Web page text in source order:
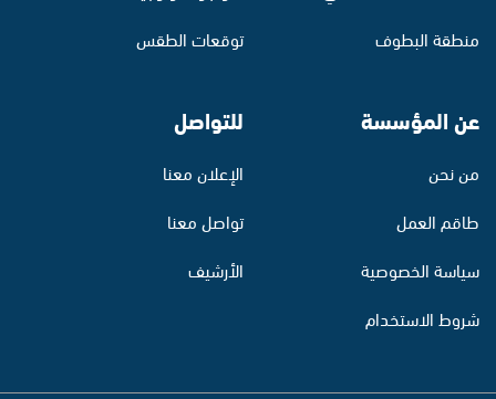
منطقة البطوف
توقعات الطقس
عن المؤسسة
من نحن
طاقم العمل
سياسة الخصوصية
شروط الاستخدام
للتواصل
الإعلان معنا
تواصل معنا
الأرشيف